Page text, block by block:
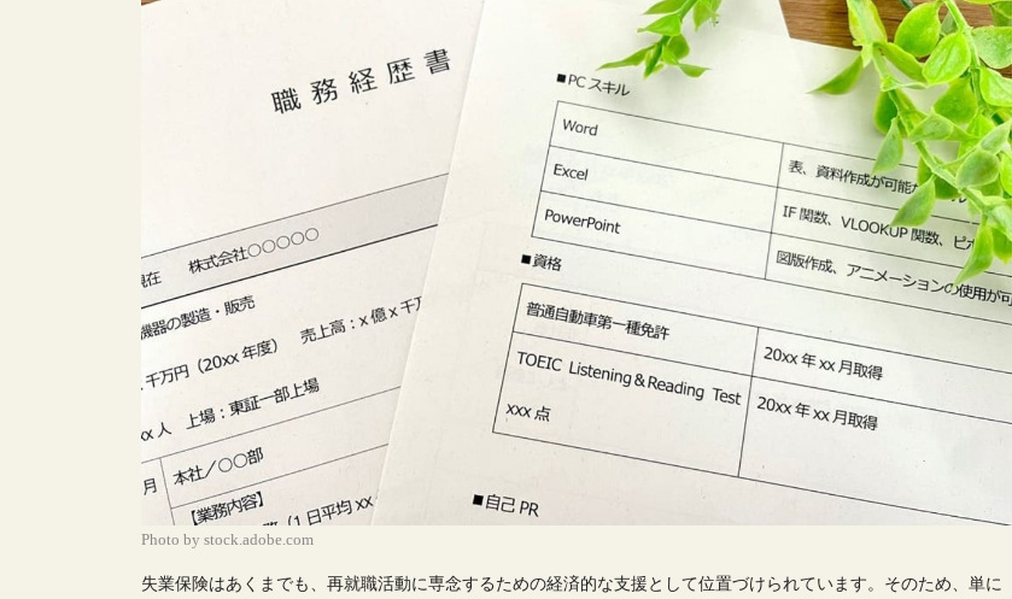
Photo by stock.adobe.com
失業保険はあくまでも、再就職活動に専念するための経済的な支援として位置づけられています。そのため、単に